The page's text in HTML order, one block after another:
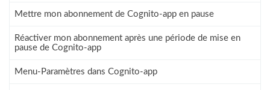
Mettre mon abonnement de Cognito-app en pause
Réactiver mon abonnement après une période de mise en
pause de Cognito-app
Menu-Paramètres dans Cognito-app